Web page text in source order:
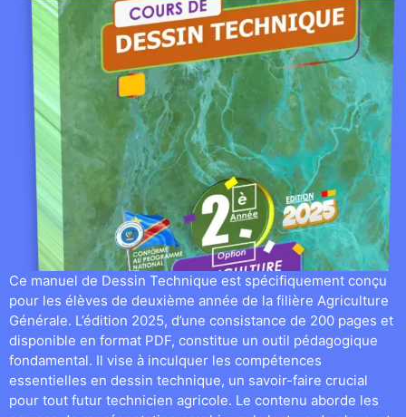
Ce manuel de Dessin Technique est spécifiquement conçu
pour les élèves de deuxième année de la filière Agriculture
Générale. L’édition 2025, d’une consistance de 200 pages et
disponible en format PDF, constitue un outil pédagogique
fondamental. Il vise à inculquer les compétences
essentielles en dessin technique, un savoir-faire crucial
pour tout futur technicien agricole. Le contenu aborde les